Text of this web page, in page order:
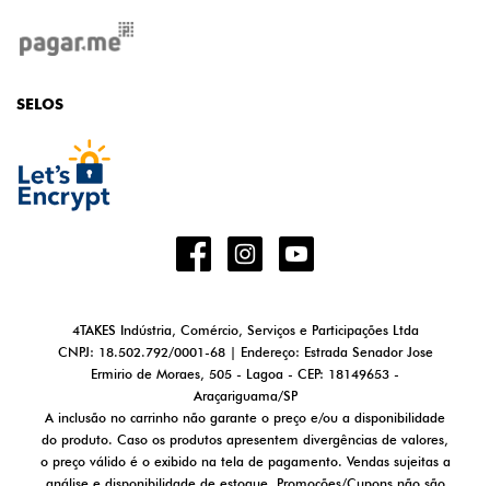
SELOS
4TAKES Indústria, Comércio, Serviços e Participações Ltda
CNPJ: 18.502.792/0001-68 | Endereço: Estrada Senador Jose
Ermirio de Moraes, 505 - Lagoa - CEP: 18149653 -
Araçariguama/SP
A inclusão no carrinho não garante o preço e/ou a disponibilidade
do produto. Caso os produtos apresentem divergências de valores,
o preço válido é o exibido na tela de pagamento. Vendas sujeitas a